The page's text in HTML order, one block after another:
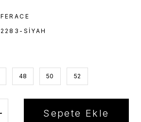
FERACE
2283-SIYAH
48 50 52
Sepete Ekle